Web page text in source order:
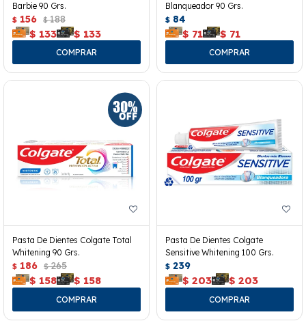
Barbie 90 Grs.
$ 156 $ 188
$ 133 $ 133
Blanqueador 90 Grs.
$ 84
$ 71 $ 71
Pasta De Dientes Colgate Total
Whitening 90 Grs.
$ 186 $ 265
$ 158 $ 158
Pasta De Dientes Colgate
Sensitive Whitening 100 Grs.
$ 239
$ 203 $ 203